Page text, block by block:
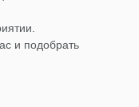
и подобрать